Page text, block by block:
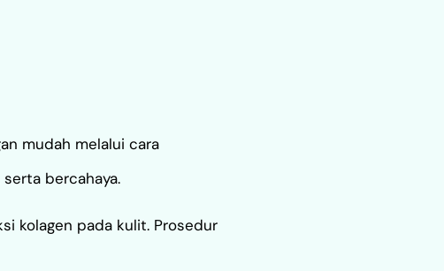
mudah melalui cara
bercahaya.
kolagen pada kulit. Prosedur